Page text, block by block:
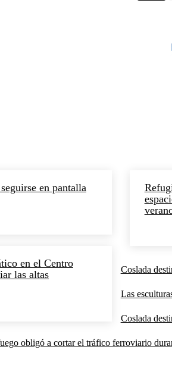
en pantalla
en el Centro
las altas
Coslada
Las
Coslada
obligó a cortar el tráfico ferroviario